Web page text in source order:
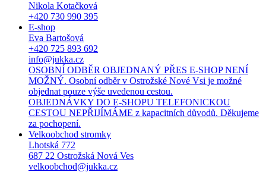
Nikola Kotačková
+420 730 990 395
E-shop
Eva Bartošová
+420 725 893 692
info@jukka.cz
OSOBNÍ ODBĚR OBJEDNANÝ PŘES E-SHOP NENÍ
MOŽNÝ. Osobní odběr v Ostrožské Nové Vsi je možné
objednat pouze výše uvedenou cestou.
OBJEDNÁVKY DO E-SHOPU TELEFONICKOU
CESTOU NEPŘIJÍMÁME z kapacitních důvodů. Děkujeme
za pochopení.
Velkoobchod stromky
Lhotská 772
687 22 Ostrožská Nová Ves
velkoobchod@jukka.cz